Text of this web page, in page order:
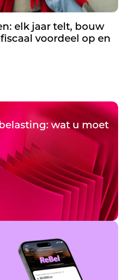
elk jaar telt, bouw
voordeel op en
wat u moet